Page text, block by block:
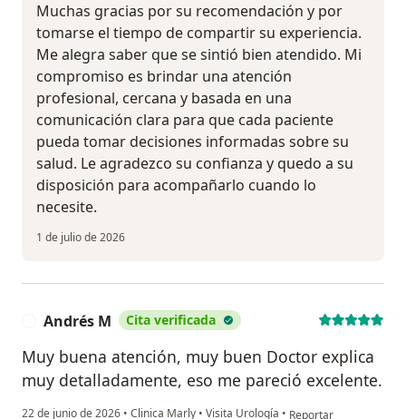
Muchas gracias por su recomendación y por
tomarse el tiempo de compartir su experiencia.
Me alegra saber que se sintió bien atendido. Mi
compromiso es brindar una atención
profesional, cercana y basada en una
comunicación clara para que cada paciente
pueda tomar decisiones informadas sobre su
salud. Le agradezco su confianza y quedo a su
disposición para acompañarlo cuando lo
necesite.
1 de julio de 2026
Andrés M Cita verificada
Muy buena atención, muy buen Doctor explica
muy detalladamente, eso me pareció excelente.
22 de junio de 2026 • Clinica Marly • Visita Urología • en opinión del usuario
Reportar